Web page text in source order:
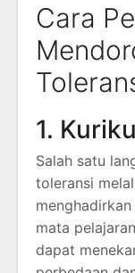
Cara
1.
Salah satu
toleransi
mata
dapat